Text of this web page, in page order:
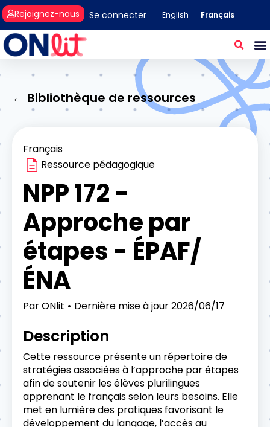
Se connecter
Rejoignez-nous English Français
← Bibliothèque de ressources
Français
Ressource pédagogique
NPP 172 -
Approche par
étapes - ÉPAF/
ÉNA
ParONlit Dernière mise à jour2026/06/17
Description
Cette ressource présente un répertoire de
stratégies associées à l’approche par étapes
afin de soutenir les élèves plurilingues
apprenant le français selon leurs besoins. Elle
met en lumière des pratiques favorisant le
développement du langage, l’accès au